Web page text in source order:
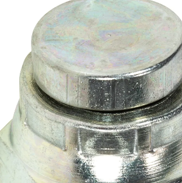
Adapter 7/16-1/4 Bsp Inv-Utv